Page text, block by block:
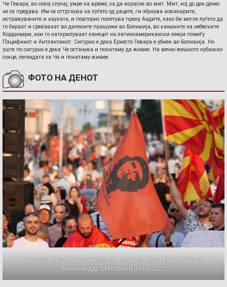
Че Гевара, во секој случај, умре на време, за да израсне во мит. Мит, кој до ден денес
не се предава. Им се оттргнува на луѓето од рацете, ги збунува новинарите,
истражувачите и науката, и повторно полетува преку Андите, како би могле луѓето да
го бараат и среќаваат во далеките прашуми во Боливија, во кањоните на небеските
Кордиљери, кои го наткрилуваат ланецот на латиноамерикански земји помеѓу
Пацификот и Антлантикот. Сигурно е дека Ернесто Гевара е убиен во Боливија. Но
уште по сигурно е дека Че останува и понатаму да живее. На вечно жешкото кубанско
сонце, легендата за Че и понатаму живее.
ФОТО НА ДЕНОТ
Протест против францускиот предлог пред Влада. Фото:
Александар Митовски,03.06.2022